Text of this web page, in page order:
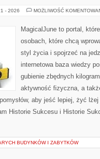
- 2026 MOŻLIWOŚĆ
MagicalJune to portal,
osobach, które chcą
styl życia i spojrzeć na
internetowa baza wiedzy
gubienie zbędnych
aktywność fizyczna, a
aby jeść lepiej, żyć
Historie Sukcesu i Historie
BUDYNKÓW I ZABYTKÓW